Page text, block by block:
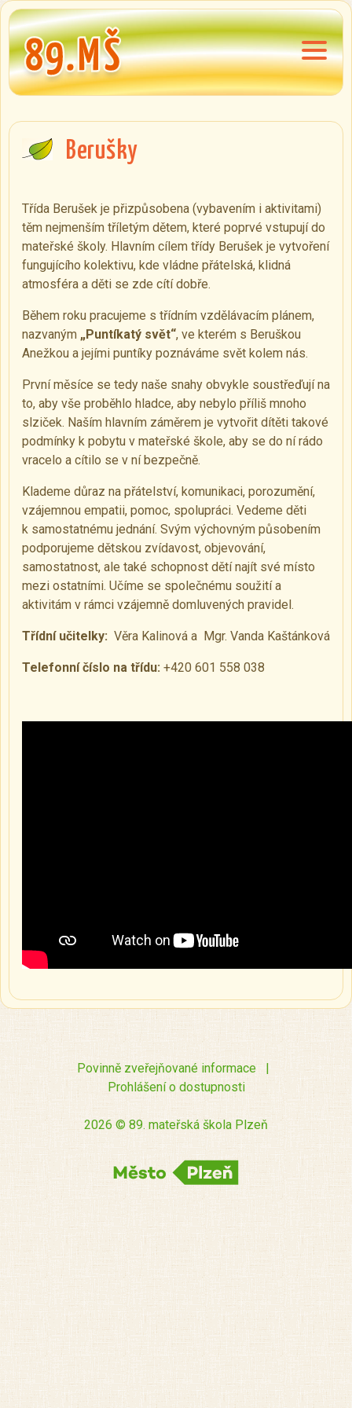
Berušky
Třída Berušek je přizpůsobena (vybavením i aktivitami)
těm nejmenším tříletým dětem, které poprvé vstupují do
mateřské školy. Hlavním cílem třídy Berušek je vytvoření
fungujícího kolektivu, kde vládne přátelská, klidná
atmosféra a děti se zde cítí dobře.
Během roku pracujeme s třídním vzdělávacím plánem,
nazvaným „Puntíkatý svět“, ve kterém s Beruškou
Anežkou a jejími puntíky poznáváme svět kolem nás.
První měsíce se tedy naše snahy obvykle soustřeďují na
to, aby vše proběhlo hladce, aby nebylo příliš mnoho
slziček. Naším hlavním záměrem je vytvořit dítěti takové
podmínky k pobytu v mateřské škole, aby se do ní rádo
vracelo a cítilo se v ní bezpečně.
Klademe důraz na přátelství, komunikaci, porozumění,
vzájemnou empatii, pomoc, spolupráci. Vedeme děti
k samostatnému jednání. Svým výchovným působením
podporujeme dětskou zvídavost, objevování,
samostatnost, ale také schopnost dětí najít své místo
mezi ostatními. Učíme se společnému soužití a
aktivitám v rámci vzájemně domluvených pravidel.
Třídní učitelky: Věra Kalinová a Mgr. Vanda Kaštánková
Telefonní číslo na třídu: +420 601 558 038
Povinně zveřejňované informace|
Prohlášení o dostupnosti
2026 © 89. mateřská škola Plzeň